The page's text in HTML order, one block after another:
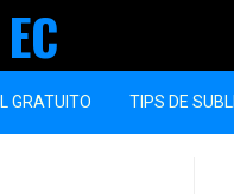
GRATUITO TIPS DE